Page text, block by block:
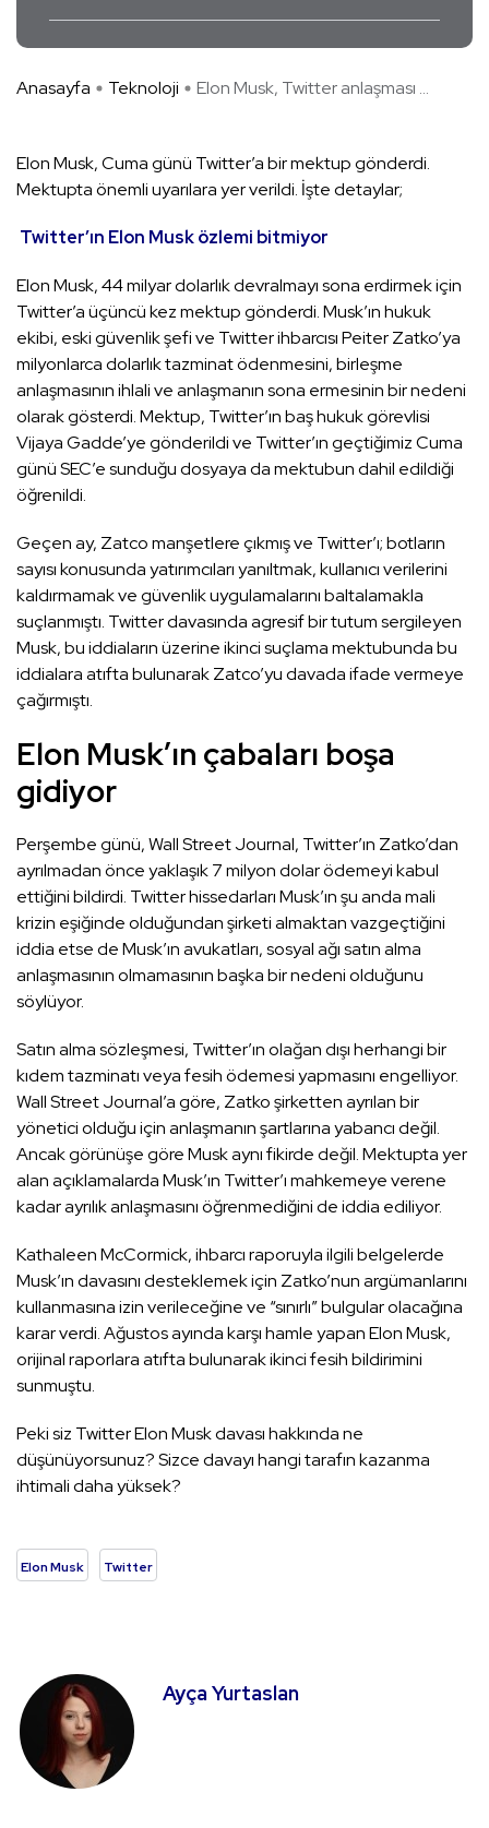
Anasayfa Teknoloji Elon Musk, Twitter anlaşması ...
Elon Musk, Cuma günü Twitter’a bir mektup gönderdi.
Mektupta önemli uyarılara yer verildi. İşte detaylar;
Twitter’ın Elon Musk özlemi bitmiyor
Elon Musk, 44 milyar dolarlık devralmayı sona erdirmek için
Twitter’a üçüncü kez mektup gönderdi. Musk’ın hukuk
ekibi, eski güvenlik şefi ve Twitter ihbarcısı Peiter Zatko’ya
milyonlarca dolarlık tazminat ödenmesini, birleşme
anlaşmasının ihlali ve anlaşmanın sona ermesinin bir nedeni
olarak gösterdi. Mektup, Twitter’ın baş hukuk görevlisi
Vijaya Gadde’ye gönderildi ve Twitter’ın geçtiğimiz Cuma
günü SEC’e sunduğu dosyaya da mektubun dahil edildiği
öğrenildi.
Geçen ay, Zatco manşetlere çıkmış ve Twitter’ı; botların
sayısı konusunda yatırımcıları yanıltmak, kullanıcı verilerini
kaldırmamak ve güvenlik uygulamalarını baltalamakla
suçlanmıştı. Twitter davasında agresif bir tutum sergileyen
Musk, bu iddiaların üzerine ikinci suçlama mektubunda bu
iddialara atıfta bulunarak Zatco’yu davada ifade vermeye
çağırmıştı.
Elon Musk’ın çabaları boşa
gidiyor
Perşembe günü, Wall Street Journal, Twitter’ın Zatko’dan
ayrılmadan önce yaklaşık 7 milyon dolar ödemeyi kabul
ettiğini bildirdi. Twitter hissedarları Musk’ın şu anda mali
krizin eşiğinde olduğundan şirketi almaktan vazgeçtiğini
iddia etse de Musk’ın avukatları, sosyal ağı satın alma
anlaşmasının olmamasının başka bir nedeni olduğunu
söylüyor.
Satın alma sözleşmesi, Twitter’ın olağan dışı herhangi bir
kıdem tazminatı veya fesih ödemesi yapmasını engelliyor.
Wall Street Journal’a göre, Zatko şirketten ayrılan bir
yönetici olduğu için anlaşmanın şartlarına yabancı değil.
Ancak görünüşe göre Musk aynı fikirde değil. Mektupta yer
alan açıklamalarda Musk’ın Twitter’ı mahkemeye verene
kadar ayrılık anlaşmasını öğrenmediğini de iddia ediliyor.
Kathaleen McCormick, ihbarcı raporuyla ilgili belgelerde
Musk’ın davasını desteklemek için Zatko’nun argümanlarını
kullanmasına izin verileceğine ve “sınırlı” bulgular olacağına
karar verdi. Ağustos ayında karşı hamle yapan Elon Musk,
orijinal raporlara atıfta bulunarak ikinci fesih bildirimini
sunmuştu.
Peki siz Twitter Elon Musk davası hakkında ne
düşünüyorsunuz? Sizce davayı hangi tarafın kazanma
ihtimali daha yüksek?
Elon Musk Twitter
Ayça Yurtaslan